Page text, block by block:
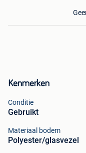
Kenmerken
Conditie
Gebruikt
Materiaal bodem
Polyester/glasvezel